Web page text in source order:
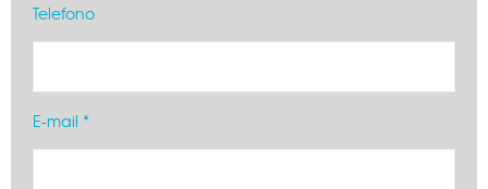
Telefono
E-mail *